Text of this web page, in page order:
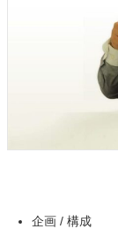
企画 / 構成